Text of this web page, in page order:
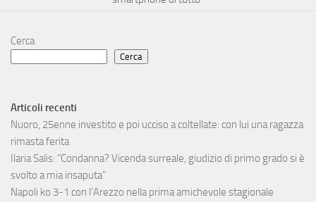
Cerca
Cerca
Articoli recenti
Nuoro, 25enne investito e poi ucciso a coltellate: con lui una ragazza
rimasta ferita
Ilaria Salis: “Condanna? Vicenda surreale, giudizio di primo grado si è
svolto a mia insaputa”
Napoli ko 3-1 con l’Arezzo nella prima amichevole stagionale